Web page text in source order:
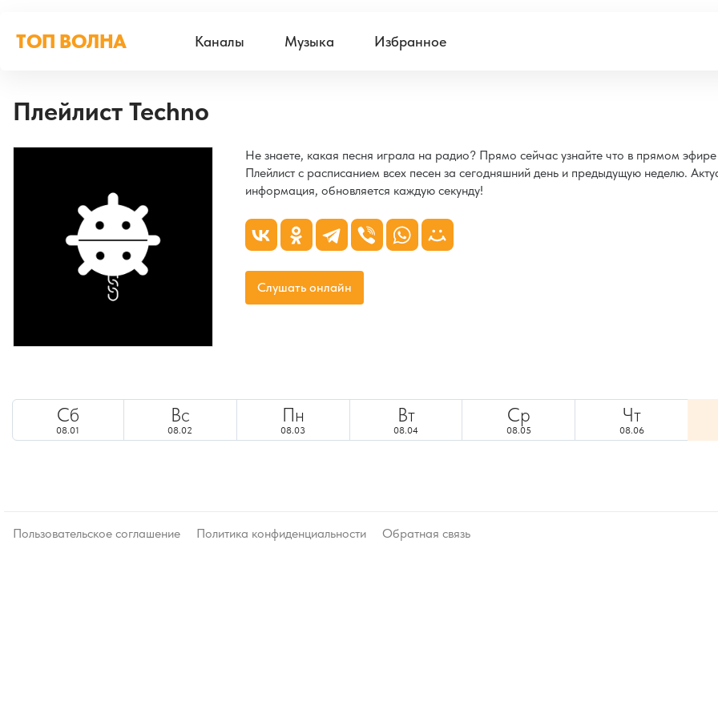
ТОП ВОЛНА Каналы Музыка Избранное
Плейлист Techno
Не знаете, какая песня играла на радио? Прямо сейчас узнайте что в прямом эфире
Плейлист с расписанием всех песен за сегодняшний день и предыдущую неделю.
информация, обновляется каждую секунду!
Слушать онлайн
Сб
08.01
Вс
08.02
Пн
08.03
Вт
08.04
Ср
08.05
Чт
08.06
Пользовательское соглашение Политика конфиденциальности Обратная связь